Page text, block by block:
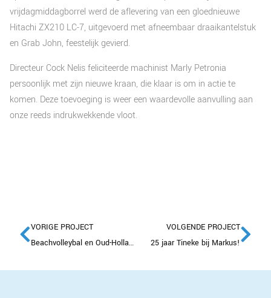
vrijdagmiddagborrel werd de aflevering van een gloednieuwe
Hitachi ZX210 LC-7, uitgevoerd met afneembaar draaikantelstuk
en Grab John, feestelijk gevierd.
Directeur Cock Nelis feliciteerde machinist Marly Petronia
persoonlijk met zijn nieuwe kraan, die klaar is om in actie te
komen. Deze toevoeging is weer een waardevolle aanvulling aan
onze reeds indrukwekkende vloot.
VORIGE PROJECT
Beachvolleybal en Oud-Hollandse spellen: Teamspirit in Aalsmeer
VOLGENDE PROJECT
25 jaar Tineke bij Markus!